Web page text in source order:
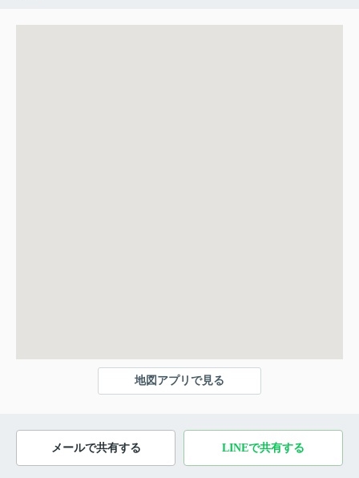
地図アプリで見る
メールで共有する LINEで共有する